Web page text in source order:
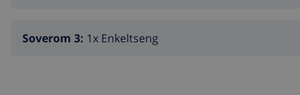
Soverom 3: 1x Enkeltseng